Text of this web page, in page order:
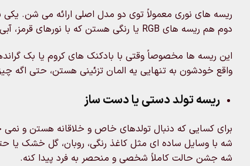
ریسه های نوری معمولاً توی دو مدل اصلی ارائه می شن. یکی
دوم هم ریسه های RGB یا رنگی هستن که با نورهای قرمز، آبی، سبز و ترکیبی شون حسابی فضای جشن کودک رو فان و پرانرژی می کنن.
این ریسه ها مخصوصاً وقتی با بادکنک های کروم یا بک
واقع خودشون به تنهایی یه المان تزئینی هستن، حتی اگه
ریسه تولد دستی یا دست ساز
برای کسایی که دنبال تولدهای خاص و خلاقانه هستن و
شه با وسایل ساده ای مثل کاغذ رنگی، روبان، گل خشک یا
شه جشن حالت کاملاً شخصی و منحصر به فرد پیدا کنه.